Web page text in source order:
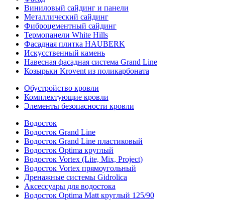
Виниловый сайдинг и панели
Металлический сайдинг
Фиброцементный сайдинг
Термопанели White Hills
Фасадная плитка HAUBERK
Искусственный камень
Навесная фасадная система Grand Line
Козырьки Krovent из поликарбоната
Обустройство кровли
Комплектующие кровли
Элементы безопасности кровли
Водосток
Водосток Grand Line
Водосток Grand Line пластиковый
Водосток Optima круглый
Водосток Vortex (Lite, Mix, Project)
Водосток Vortex прямоугольный
Дренажные системы Gidrolica
Аксессуары для водостока
Водосток Optima Matt круглый 125/90